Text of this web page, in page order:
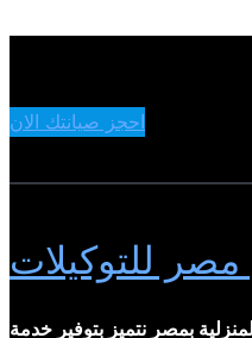
احجز صيانتك الان
مصر للتوكيلات
بمصر نتميز بتوفير خدمة